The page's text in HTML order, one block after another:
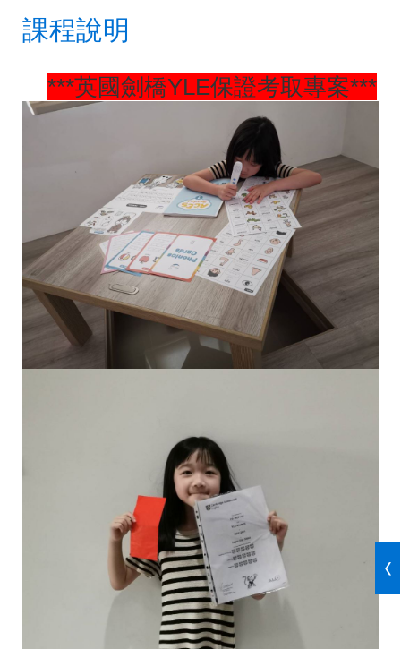
課程說明
***英國劍橋YLE保證考取專案***